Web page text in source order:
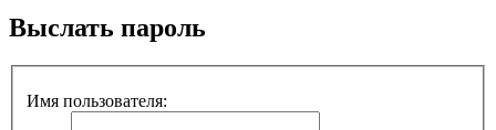
Выслать пароль
Имя пользователя: